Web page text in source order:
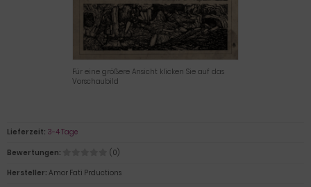
Für eine größere Ansicht klicken Sie auf das
Vorschaubild
Lieferzeit: 3-4 Tage
Bewertungen:
(0)
Hersteller: Amor Fati Prductions